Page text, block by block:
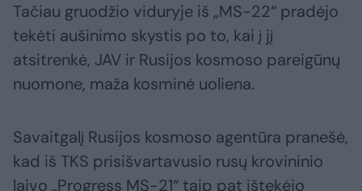
Tačiau gruodžio viduryje iš „MS-22“ pradėjo
tekėti aušinimo skystis po to, kai į jį
atsitrenkė, JAV ir Rusijos kosmoso pareigūnų
nuomone, maža kosminė uoliena.
Savaitgalį Rusijos kosmoso agentūra pranešė,
kad iš TKS prisišvartavusio rusų krovininio
laivo „Progress MS-21“ taip pat ištekėjo